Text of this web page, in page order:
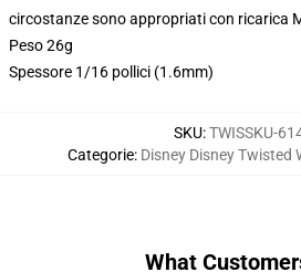
circostanze sono appropriati con ricarica
Peso 26g
Spessore 1/16 pollici (1.6mm)
SKU:TWISSKU-
Categorie: Disney Disney Twisted
What